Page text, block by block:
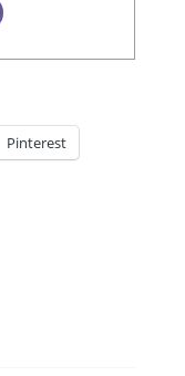
Pinterest